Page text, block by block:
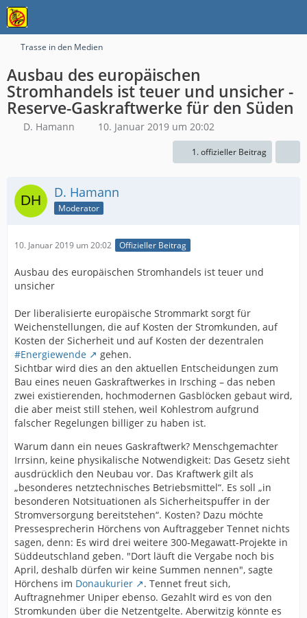
Trasse in den Medien
Ausbau des europäischen
Stromhandels ist teuer und unsicher -
Reserve-Gaskraftwerke für den Süden
D. Hamann 10. Januar 2019 um 20:02
1. offizieller Beitrag
D. Hamann
Moderator
10. Januar 2019 um 20:02 Offizieller Beitrag
Ausbau des europäischen Stromhandels ist teuer und
unsicher
Der liberalisierte europäische Strommarkt sorgt für
Weichenstellungen, die auf Kosten der Stromkunden, auf
Kosten der Sicherheit und auf Kosten der dezentralen
#Energiewende
gehen.
Sichtbar wird dies an den aktuellen Entscheidungen zum
Bau eines neuen Gaskraftwerkes in Irsching – das neben
zwei existierenden, hochmodernen Gasblöcken gebaut wird,
die aber meist still stehen, weil Kohlestrom aufgrund
falscher Regelungen billiger zu haben ist.
Warum dann ein neues Gaskraftwerk? Menschgemachter
Irrsinn, keine physikalische Notwendigkeit: Das Gesetz sieht
ausdrücklich den Neubau vor. Das Kraftwerk gilt als
„besonderes netztechnisches Betriebsmittel“. Es soll „in
besonderen Notsituationen als Sicherheitspuffer in der
Stromversorgung bereitstehen“. Kosten? Dazu möchte
Pressesprecherin Hörchens von Auftraggeber Tennet nichts
sagen, denn: Es wird drei weitere 300-Megawatt-Projekte in
Süddeutschland geben. "Dort läuft die Vergabe noch bis
April, deshalb dürfen wir keine Summen nennen", sagte
Hörchens im Donaukurier
. Tennet freut sich,
Auftragnehmer Uniper ebenso. Gezahlt wird es von den
Stromkunden über die Netzentgelte. Aberwitzig könnte es